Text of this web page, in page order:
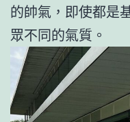
的帥氣，即使都是
眾不同的氣質。